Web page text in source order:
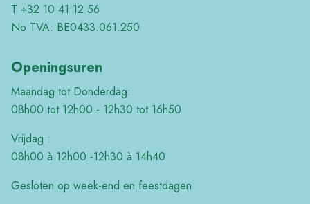
T +32 10 41 12 56
No TVA: BE0433.061.250
Openingsuren
Maandag tot Donderdag:
08h00 tot 12h00 - 12h30 tot 16h50
Vrijdag :
08h00 à 12h00 -12h30 à 14h40
Gesloten op week-end en feestdagen